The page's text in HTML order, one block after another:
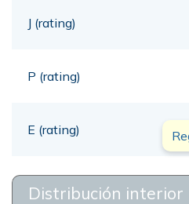
J (rating)
P (rating)
E (rating)
Distribución interior